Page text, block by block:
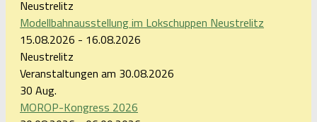
Modellbahnausstellung im Lokschuppen Neustrelitz
15.08.2026 - 16.08.2026
Neustrelitz
Veranstaltungen am 30.08.2026
30 Aug.
MOROP-Kongress 2026